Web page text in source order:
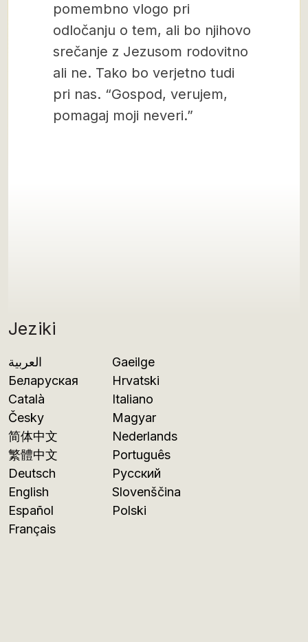
Jeziki
العربية
Беларуская
Català
Česky
简体中文
繁體中文
Deutsch
English
Español
Français
Gaeilge
Hrvatski
Italiano
Magyar
Nederlands
Português
Русский
Slovenščina
Polski
pomembno vlogo pri
odločanju o tem, ali bo njihovo
srečanje z Jezusom rodovitno
ali ne. Tako bo verjetno tudi
pri nas. “Gospod, verujem,
pomagaj moji neveri.”